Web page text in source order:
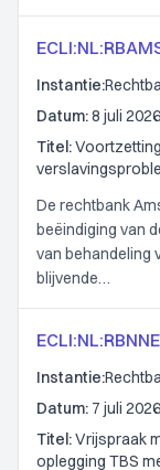
Instantie:
Datum:8 juli 2026
Titel:
De rechtbank
beëindiging van
van behandeling
blijvende…
Instantie:
Datum: 7 juli 2026
Titel:Vrijspraak
oplegging TBS